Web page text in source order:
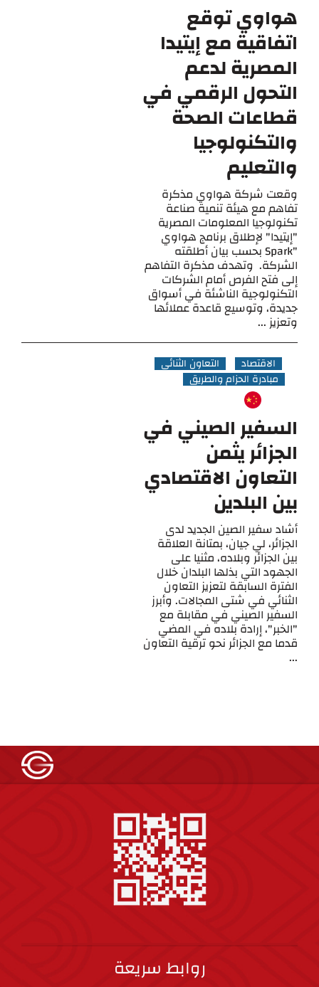
هواوي توقع
اتفاقية مع إيتيدا
المصرية لدعم
التحول الرقمي في
قطاعات الصحة
والتكنولوجيا
والتعليم
وقعت شركة هواوي مذكرة
تفاهم مع هيئة تنمية صناعة
تكنولوجيا المعلومات المصرية
"إيتيدا" لإطلاق برنامج هواوي
"Spark بحسب بيان أطلقته
الشركة. وتهدف مذكرة التفاهم
إلى فتح الفرص أمام الشركات
التكنولوجية الناشئة في أسواق
جديدة، وتوسيع قاعدة عملائها
وتعزيز ...
الاقتصاد
التعاون الثنائي
مبادرة الحزام والطريق
السفير الصيني في
الجزائر يثمن
التعاون الاقتصادي
بين البلدين
أشاد سفير الصين الجديد لدى
الجزائر، لي جيان، بمتانة العلاقة
بين الجزائر وبلاده، مثنيا على
الجهود التي بذلها البلدان خلال
الفترة السابقة لتعزيز التعاون
الثنائي في شتى المجالات. وأبرز
السفير الصيني في مقابلة مع
"الخبر"، إرادة بلاده في المضي
قدما مع الجزائر نحو ترقية التعاون
...
روابط سريعة